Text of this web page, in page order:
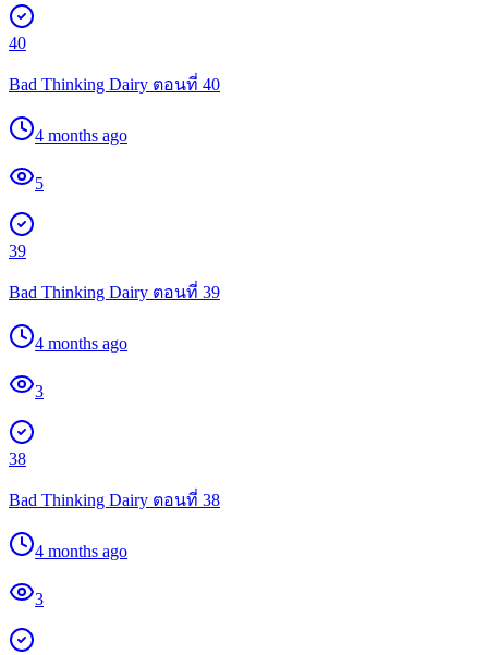
40
Bad Thinking Dairy ตอนที่ 40
4 months ago
5
39
Bad Thinking Dairy ตอนที่ 39
4 months ago
3
38
Bad Thinking Dairy ตอนที่ 38
4 months ago
3